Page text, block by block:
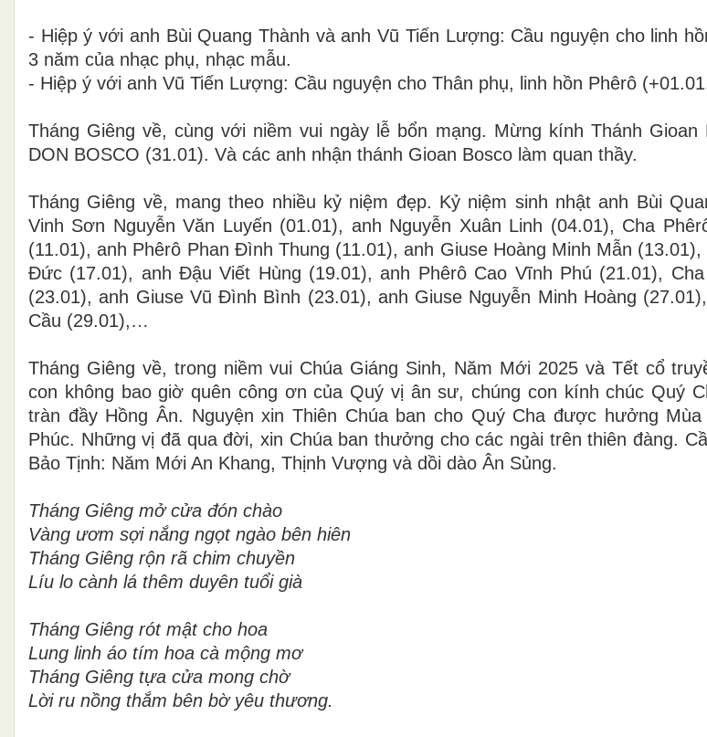
- Hiệp ý với anh Bùi Quang Thành và anh Vũ Tiến Lượng: Cầu nguyện cho linh
3 năm của nhạc phụ, nhạc mẫu.
- Hiệp ý với anh Vũ Tiến Lượng: Cầu nguyện cho Thân phụ, linh hồn Phêrô
Tháng Giêng về, cùng với niềm vui ngày lễ bổn mạng. Mừng kính Thánh Gioan
DON BOSCO (31.01). Và các anh nhận thánh Gioan Bosco làm quan thầy.
Tháng Giêng về, mang theo nhiều kỷ niệm đẹp. Kỷ niệm sinh nhật anh Bùi
Vinh Sơn Nguyễn Văn Luyến (01.01), anh Nguyễn Xuân Linh (04.01), Cha
(11.01), anh Phêrô Phan Đình Thung (11.01), anh Giuse Hoàng Minh Mẫn
Đức (17.01), anh Đậu Viết Hùng (19.01), anh Phêrô Cao Vĩnh Phú (21.01),
(23.01), anh Giuse Vũ Đình Bình (23.01), anh Giuse Nguyễn Minh Hoàng
Cầu (29.01),…
Tháng Giêng về, trong niềm vui Chúa Giáng Sinh, Năm Mới 2025 và Tết cổ
con không bao giờ quên công ơn của Quý vị ân sư, chúng con kính chúc Quý
tràn đầy Hồng Ân. Nguyện xin Thiên Chúa ban cho Quý Cha được hưởng
Phúc. Những vị đã qua đời, xin Chúa ban thưởng cho các ngài trên thiên đàng.
Bảo Tịnh: Năm Mới An Khang, Thịnh Vượng và dồi dào Ân Sủng.
Tháng Giêng mở cửa đón chào
Vàng ươm sợi nắng ngọt ngào bên hiên
Tháng Giêng rộn rã chim chuyền
Líu lo cành lá thêm duyên tuổi già
Tháng Giêng rót mật cho hoa
Lung linh áo tím hoa cà mộng mơ
Tháng Giêng tựa cửa mong chờ
Lời ru nồng thắm bên bờ yêu thương.